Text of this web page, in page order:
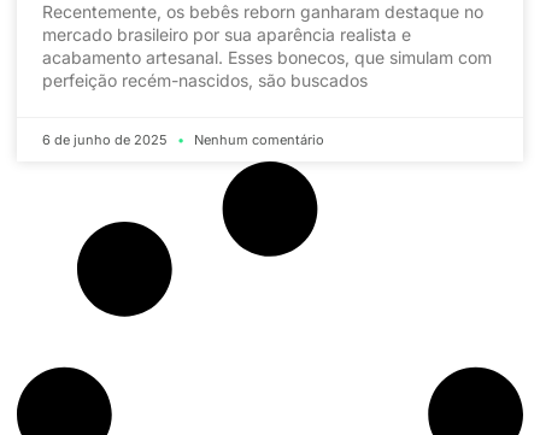
Recentemente, os bebês reborn ganharam destaque no
mercado brasileiro por sua aparência realista e
acabamento artesanal. Esses bonecos, que simulam com
perfeição recém-nascidos, são buscados
6 de junho de 2025 Nenhum comentário